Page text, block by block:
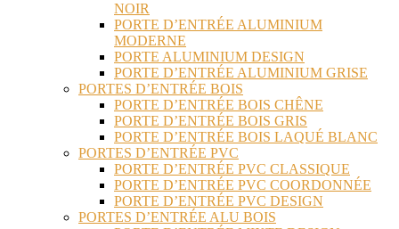
NOIR
PORTE D’ENTRÉE ALUMINIUM
MODERNE
PORTE ALUMINIUM DESIGN
PORTE D’ENTRÉE ALUMINIUM GRISE
PORTES D’ENTRÉE BOIS
PORTE D’ENTRÉE BOIS CHÊNE
PORTE D’ENTRÉE BOIS GRIS
PORTE D’ENTRÉE BOIS LAQUÉ BLANC
PORTES D’ENTRÉE PVC
PORTE D’ENTRÉE PVC CLASSIQUE
PORTE D’ENTRÉE PVC COORDONNÉE
PORTE D’ENTRÉE PVC DESIGN
PORTES D’ENTRÉE ALU BOIS